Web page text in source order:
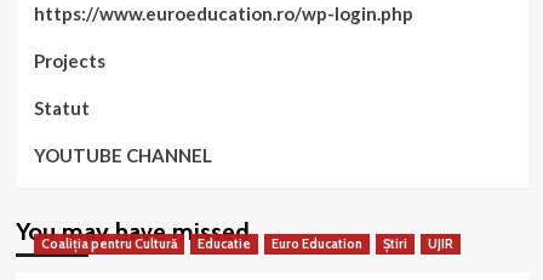
https://www.euroeducation.ro/wp-login.php
Projects
Statut
YOUTUBE CHANNEL
You may have missed
Coaliția pentru Cultură Educatie Euro Education Știri UJIR